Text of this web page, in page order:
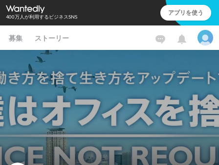
400万人が利用するビジネスSNS アプリを使う
募集 ストーリー